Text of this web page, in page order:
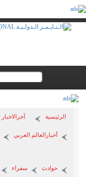
الرئيسية آخرالاخبار
أخبارالعالم العربي
حوادث سفراء